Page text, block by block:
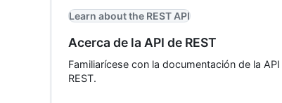
Learn about the REST API
Acerca de la API de REST
Familiarícese con la documentación de la API
REST.